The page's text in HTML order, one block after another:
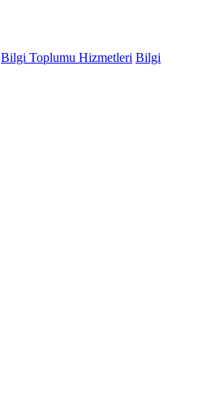
Bilgi Toplumu Hizmetleri Bilgi